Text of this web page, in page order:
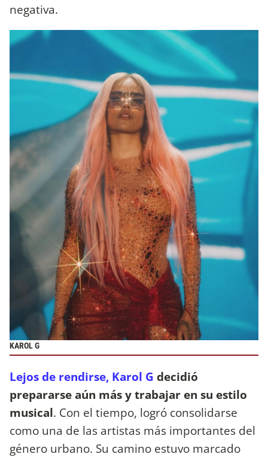
negativa.
KAROL G
Lejos de rendirse, Karol G decidió
prepararse aún más y trabajar en su estilo
musical. Con el tiempo, logró consolidarse
como una de las artistas más importantes del
género urbano. Su camino estuvo marcado